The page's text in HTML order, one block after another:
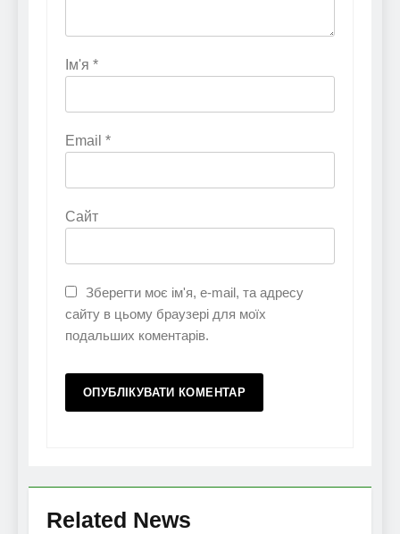
Ім'я *
Email *
Сайт
Зберегти моє ім'я, e-mail, та адресу
сайту в цьому браузері для моїх
подальших коментарів.
Related News